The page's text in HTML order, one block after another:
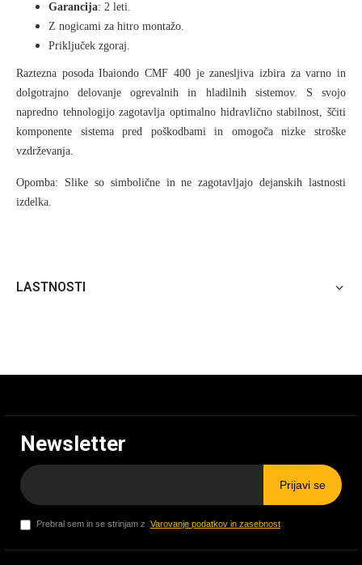
Garancija: 2 leti.
Z nogicami za hitro montažo.
Priključek zgoraj.
Raztezna posoda Ibaiondo CMF 400 je zanesljiva izbira za varno in
dolgotrajno delovanje ogrevalnih in hladilnih sistemov. S svojo
napredno tehnologijo zagotavlja optimalno hidravlično stabilnost, ščiti
komponente sistema pred poškodbami in omogoča
nizke stroške
vzdrževanja.
Opomba: Slike so simbolične in ne zagotavljajo dejanskih lastnosti
izdelka.
LASTNOSTI
Newsletter
Prijavi se
Prebral sem in se strinjam z Varovanje podatkov in zasebnost